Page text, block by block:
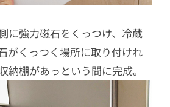
に強力磁石をくっつけ、冷蔵
がくっつく場所に取り付けれ
納棚があっという間に完成。